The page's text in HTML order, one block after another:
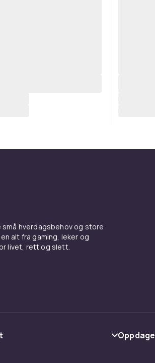
små hverdagsbehov og store
alt fra gaming, leker og
livet, rett og slett.
Oppdage